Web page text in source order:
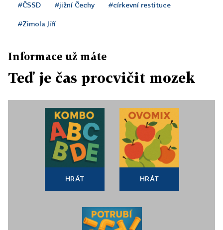
#ČSSD #jižní Čechy #církevní restituce
#Zimola Jiří
Informace už máte
Teď je čas procvičit mozek
HRÁT HRÁT